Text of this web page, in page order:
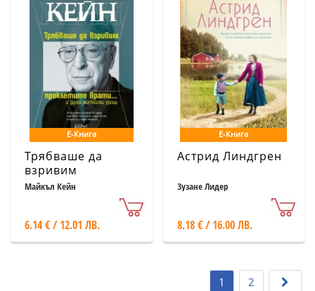
Е-Книга
Трябваше да
взривим
проклетите
Майкъл Кейн
6.14 € / 12.01 ЛВ.
Е-Книга
Астрид Линдгрен
Зузане Лидер
8.18 € / 16.00 ЛВ.
1 2